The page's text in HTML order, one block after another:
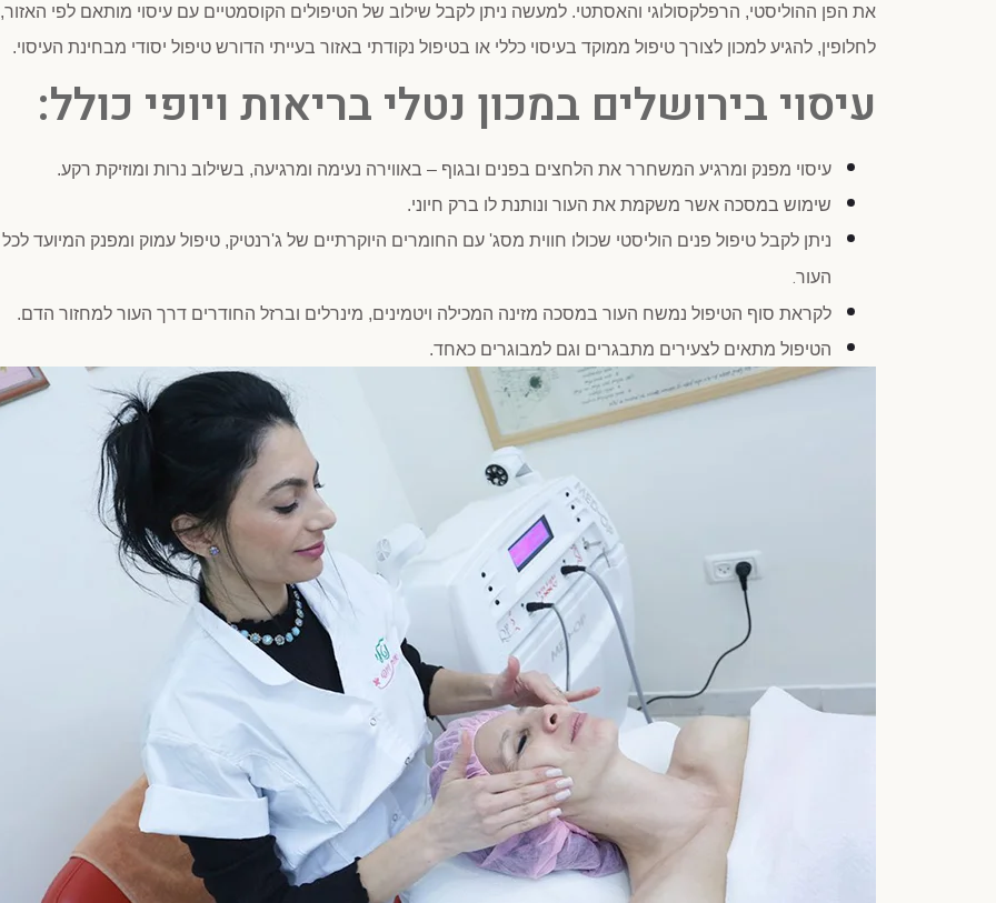
את הפן ההוליסטי, הרפלקסולוגי והאסתטי. למעשה ניתן לקבל שילוב של הטיפולים הקוסמטיים עם עיסוי מותאם לפי
לחלופין, להגיע למכון לצורך טיפול ממוקד בעיסוי כללי או בטיפול נקודתי באזור בעייתי הדורש טיפול יסודי מבחינת העיסוי.
עיסוי בירושלים במכון נטלי בריאות ויופי כולל:
עיסוי מפנק ומרגיע המשחרר את הלחצים בפנים ובגוף – באווירה נעימה ומרגיעה, בשילוב נרות ומוזיקת רקע.
שימוש במסכה אשר משקמת את העור ונותנת לו ברק חיוני.
ניתן לקבל טיפול פנים הוליסטי שכולו חווית מסג' עם החומרים היוקרתיים של ג'רנטיק, טיפול עמוק ומפנק המיועד לכל
העור.
לקראת סוף הטיפול נמשח העור במסכה מזינה המכילה ויטמינים, מינרלים וברזל החודרים דרך העור למחזור הדם.
הטיפול מתאים לצעירים מתבגרים וגם למבוגרים כאחד.